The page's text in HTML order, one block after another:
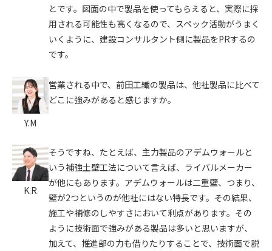
とです。図面の中で製品を使ってもらえると、実際に採
用される可能性も高くなるので、スペック活動がうまく
いくように、建設コンサルタント側に製品をPRするの
です。
Y.M
営業される中で、前田工繊の製品は、他社製品に比べて
どこに強みがあると感じますか。
K.R
そうですね、たとえば、主力製品のアデムウォールと
いう補強土壁工法について言えば、ライバルメーカー
が他にもあります。アデムウォールは二重壁、つまり、
壁が2つというのが他社にはない特長です。その結果、
施工や補修のしやすさにおいて利点があります。その
ように技術面で強みがある製品は多いと思いますが、
加えて、推進部の力も借りたりすることで、技術面で説